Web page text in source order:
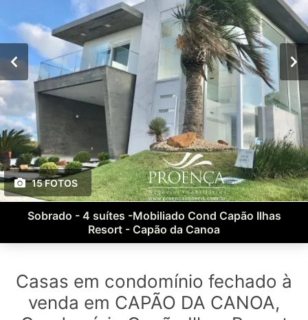
15 FOTOS
Sobrado - 4 suítes -Mobiliado Cond Capão Ilhas
Resort - Capão da Canoa
Casas em condomínio fechado à
venda em CAPÃO DA CANOA,